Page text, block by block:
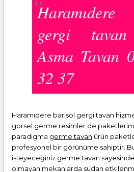
gergi
Asma Tavan
32 37
Haramıdere barisol gergi tavan
görsel germe resimler de
paradigma germe tavan ürün
profesyonel bir görünüme sahiptir.
isteyeceğiniz germe tavan sayesinde
olmayan mekanlarda sudan